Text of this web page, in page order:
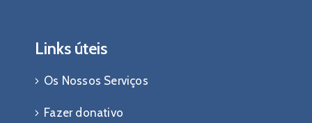
Links úteis
Os Nossos Serviços
Fazer donativo